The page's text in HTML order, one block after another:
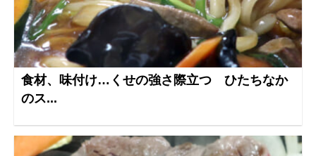
食材、味付け…くせの強さ際立つ ひたちなか
のス...